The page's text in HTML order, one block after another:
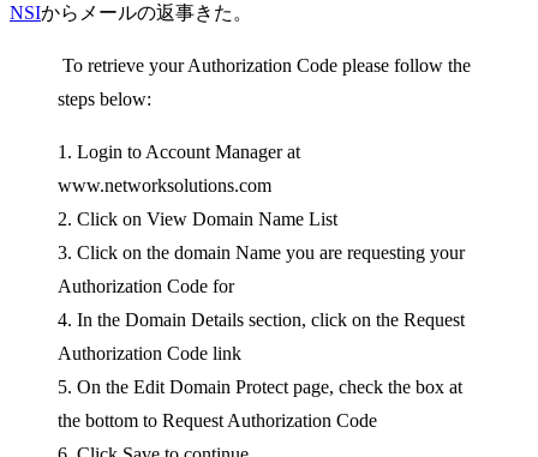
NSIからメールの返事きた。
To retrieve your Authorization Code please follow the
steps below:
1. Login to Account Manager at
www.networksolutions.com
2. Click on View Domain Name List
3. Click on the domain Name you are requesting your
Authorization Code for
4. In the Domain Details section, click on the Request
Authorization Code link
5. On the Edit Domain Protect page, check the box at
the bottom to Request Authorization Code